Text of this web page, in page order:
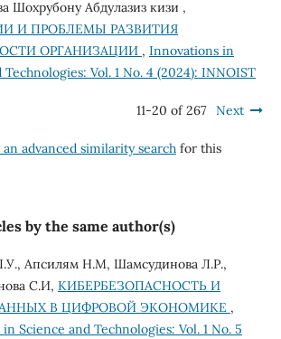
Шохрубону Абдулазиз кизи ,
И ПРОБЛЕМЫ РАЗВИТИЯ
ОРГАНИЗАЦИИ , Innovations in
Technologies: Vol. 1 No. 4 (2024): INNOIST
11-20 of 267 Next
advanced similarity searchfor this
by the same author(s)
Апсилям Н.М, Шамсудинова Л.Р.,
С.И, КИБЕРБЕЗОПАСНОСТЬ И
В ЦИФРОВОЙ ЭКОНОМИКЕ ,
Science and Technologies: Vol. 1 No. 5